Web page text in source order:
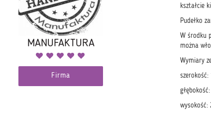
kształcie
Pudełko
W środku
można
Wymiary
szerokość:
wysokość:
MANUFAKTURA
Firma